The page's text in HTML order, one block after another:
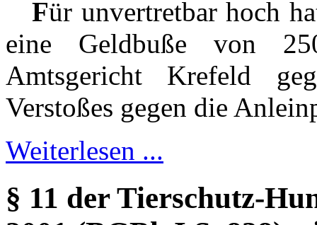
Für unvertretbar hoch
eine Geldbuße von
Amtsgericht Krefeld
Verstoßes gegen die
Weiterlesen ...
§ 11 der Tierschutz-